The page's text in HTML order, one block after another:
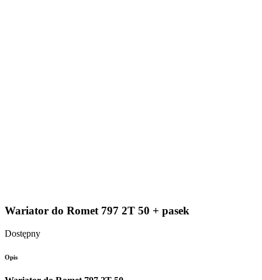
Wariator do Romet 797 2T 50 + pasek
Dostępny
Opis